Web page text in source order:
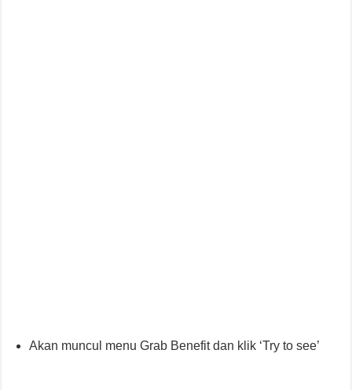
Akan muncul menu Grab Benefit dan klik ‘Try to see’